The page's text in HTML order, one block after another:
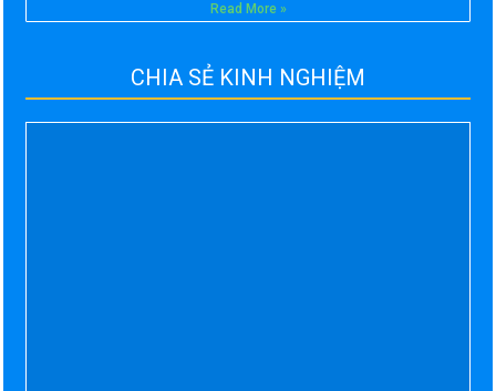
Read More »
CHIA SẺ KINH NGHIỆM